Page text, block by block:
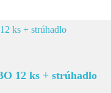
12 ks + strúhadlo